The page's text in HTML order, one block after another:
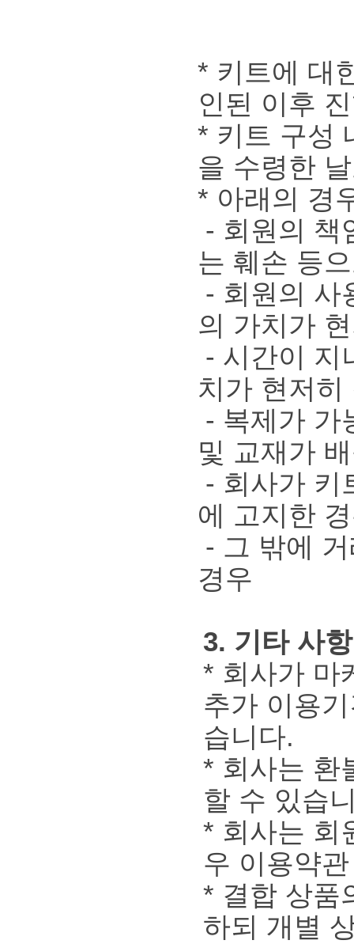
* 키트에 대
인된 이후
* 키트 구성
을 수령한
* 아래의 경
- 회원의 책
는 훼손 등
- 회원의 사
의 가치가
- 시간이 지
치가 현저히
- 복제가 가
및 교재가
- 회사가 키
에 고지한
- 그 밖에
경우
3. 기타 사항
* 회사가 마
추가 이용
습니다.
* 회사는 환
할 수 있습
* 회사는 회
우 이용약
* 결합 상품
하되 개별